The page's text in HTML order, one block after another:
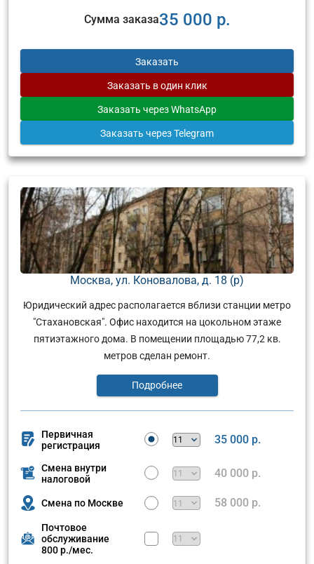
Сумма заказа35 000 р.
Заказать
Заказать в один клик
Заказать через WhatsApp
Заказать через Telegram
Москва, ул. Коновалова, д. 18 (р)
Юридический адрес располагается вблизи станции метро
"Стахановская". Офис находится на цокольном этаже
пятиэтажного дома. В помещении площадью 77,2 кв.
метров сделан ремонт.
Подробнее
Первичная
регистрация
35 000 р.
Смена внутри
налоговой
40 000 р.
Смена по Москве 58 000 р.
Почтовое
обслуживание
800 р./мес.